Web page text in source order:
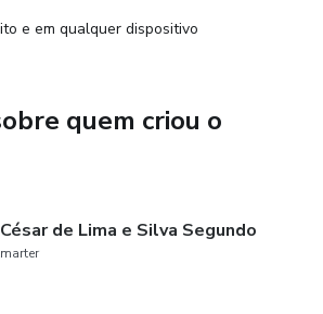
rápida e revisão
sobre formação, desenho e
piano acústico, digital ou teclado
e em qualquer dispositivo
quem criou o
de Lima e Silva Segundo